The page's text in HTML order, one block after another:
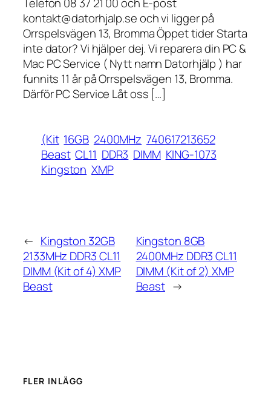
Telefon 08 37 21 00 och E-post
kontakt@datorhjalp.se och vi ligger på
Orrspelsvägen 13, Bromma Öppet tider Starta
inte dator? Vi hjälper dej. Vi reparera din PC &
Mac PC Service ( Nytt namn Datorhjälp ) har
funnits 11 år på Orrspelsvägen 13, Bromma.
Därför PC Service Låt oss […]
(Kit 16GB 2400MHz 740617213652
Beast CL11 DDR3 DIMM KING-1073
Kingston XMP
← Kingston 32GB
2133MHz DDR3 CL11
DIMM (Kit of 4) XMP
Beast
Kingston 8GB
2400MHz DDR3 CL11
DIMM (Kit of 2) XMP
Beast →
FLER INLÄGG